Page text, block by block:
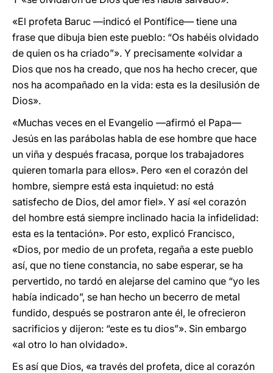
«El profeta Baruc —indicó el Pontífice— tiene una
frase que dibuja bien este pueblo: “Os habéis olvidado
de quien os ha criado”». Y precisamente «olvidar a
Dios que nos ha creado, que nos ha hecho crecer, que
nos ha acompañado en la vida: esta es la desilusión de
Dios».
«Muchas veces en el Evangelio —afirmó el Papa—
Jesús en las parábolas habla de ese hombre que hace
un viña y después fracasa, porque los trabajadores
quieren tomarla para ellos». Pero «en el corazón del
hombre, siempre está esta inquietud: no está
satisfecho de Dios, del amor fiel». Y así «el corazón
del hombre está siempre inclinado hacia la infidelidad:
esta es la tentación». Por esto, explicó Francisco,
«Dios, por medio de un profeta, regaña a este pueblo
así, que no tiene constancia, no sabe esperar, se ha
pervertido, no tardó en alejarse del camino que “yo les
había indicado”, se han hecho un becerro de metal
fundido, después se postraron ante él, le ofrecieron
sacrificios y dijeron: “este es tu dios”». Sin embargo
«al otro lo han olvidado».
Es así que Dios, «a través del profeta, dice al corazón